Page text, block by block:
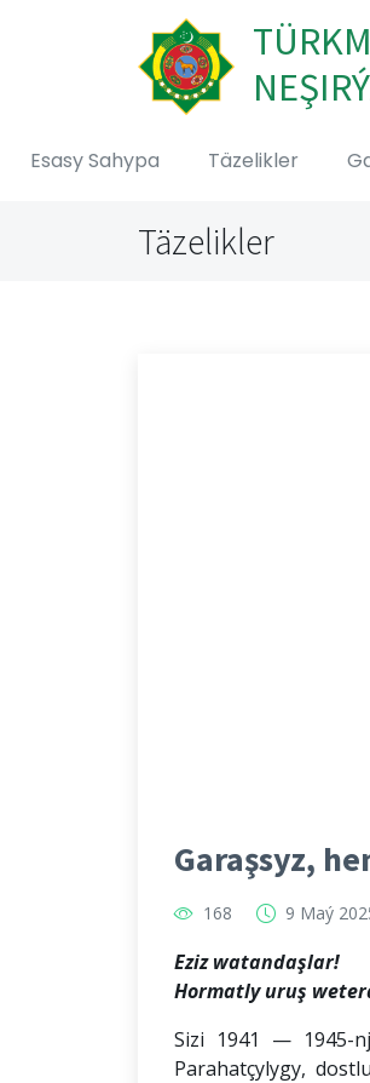
Esasy Sahypa Täzelikler
Täzelikler
Garaşsyz,
168 9 Maý
Eziz watandaşlar!
Hormatly uruş
Sizi 1941 — 1945-
Parahatçylygy,